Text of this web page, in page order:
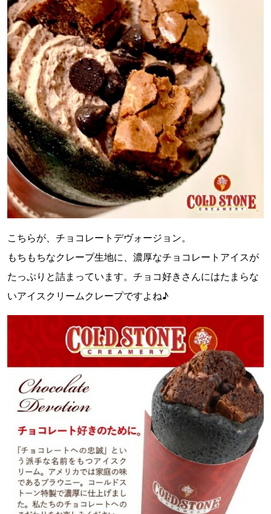
こちらが、チョコレートデヴォージョン。
もちもちなクレープ生地に、濃厚なチョコレートアイスが
たっぷりと詰まっています。チョコ好きさんにはたまらな
いアイスクリームクレープですよね♪